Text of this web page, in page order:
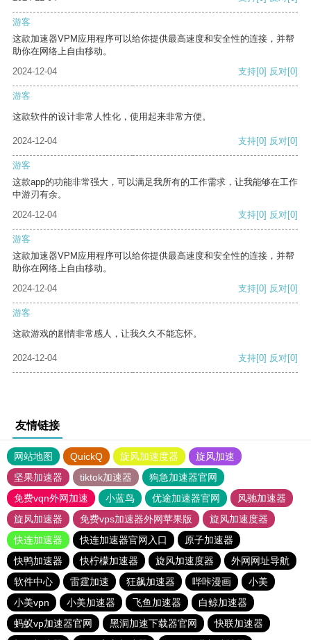
游客
这款加速器VPM应用程序可以给你提供最高速度和安全性的连接，并帮
助你在网络上自由移动。
2024-12-04
支持[0] 反对[0]
游客
这款软件的设计非常人性化，使用起来非常方便。
2024-12-04 支持[0] 反对[0]
游客
这款app的功能非常强大，可以满足我所有的工作需求，让我能够在工作
中游刃有余。
2024-12-04
支持[0] 反对[0]
游客
这款加速器VPM应用程序可以给你提供最高速度和安全性的连接，并帮
助你在网络上自由移动。
2024-12-04
支持[0] 反对[0]
游客
这款游戏的剧情非常感人，让我久久不能忘怀。
2024-12-04 支持[0] 反对[0]
友情链接
网站地图 QuickQ 旋风加速度器
旋风加速
坚果加速器
tiktok加速器
狗急加速器官网
免费vqn外网加速
小蓝鸟 优途加速器官网
风驰加速器
旋风加速器
免费vps加速器外网苹果版
旋风加速度器
快连加速器
快连加速器官网入口
原子加速器
快鸭加速器
快柠檬加速器 旋风加速度器
外网网址导航
软件中心
雷霆加速 狂飙加速器 哔咔漫画
小美
小美vpn
小美加速器 飞鱼加速器
白鲸加速器
蚂蚁vp加速器官网
黑洞加速下载器官网
快联加速器